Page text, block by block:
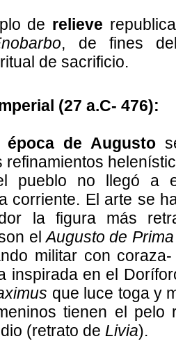
de relieve
, de fines
de sacrificio.
(27 a.C- 476):
época de Augusto
refinamientos
pueblo no llegó a
corriente. El arte se
la figura más
elAugusto de
militar con
inspirada en el
que luce toga y
tienen el
(retrato de Livia).